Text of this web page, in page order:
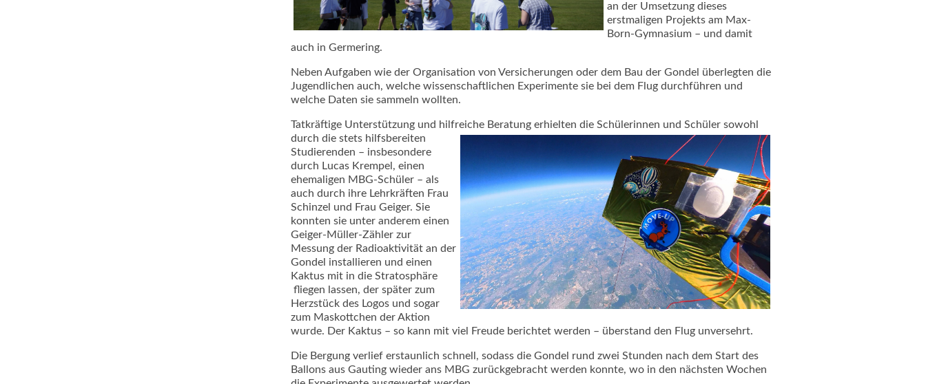
an der Umsetzung dieses
erstmaligen Projekts am Max-
Born-Gymnasium – und damit
auch in Germering.
Neben Aufgaben wie der Organisation von Versicherungen oder dem Bau der Gondel überlegten die
Jugendlichen auch, welche wissenschaftlichen Experimente sie bei dem Flug durchführen und
welche Daten sie sammeln wollten.
Tatkräftige Unterstützung und hilfreiche Beratung erhielten die Schülerinnen und Schüler sowohl
durch die stets hilfsbereiten
Studierenden – insbesondere
durch Lucas Krempel, einen
ehemaligen MBG-Schüler – als
auch durch ihre Lehrkräften Frau
Schinzel und Frau Geiger. Sie
konnten sie unter anderem einen
Geiger-Müller-Zähler zur
Messung der Radioaktivität an der
Gondel installieren und einen
Kaktus mit in die Stratosphäre
fliegen lassen, der später zum
Herzstück des Logos und sogar
zum Maskottchen der Aktion
wurde. Der Kaktus – so kann mit viel Freude berichtet werden – überstand den Flug unversehrt.
Die Bergung verlief erstaunlich schnell, sodass die Gondel rund zwei Stunden nach dem Start des
Ballons aus Gauting wieder ans MBG zurückgebracht werden konnte, wo in den nächsten Wochen